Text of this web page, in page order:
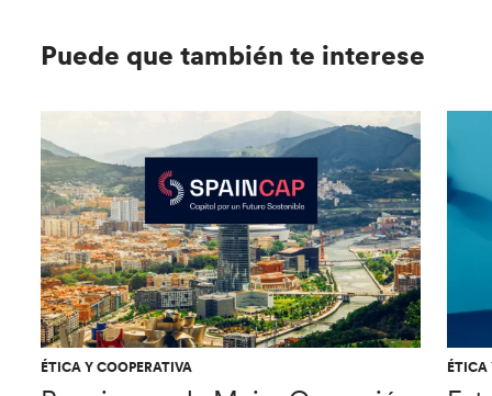
Puede que también te interese
ÉTICA Y COOPERATIVA ÉTICA